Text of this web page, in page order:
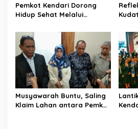
Pemkot Kendari Dorong
Hidup Sehat Melalui
Warga
Musyawarah Buntu, Saling
Klaim Lahan antara Pemkot